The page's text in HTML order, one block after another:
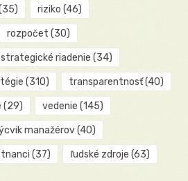
riziko (46)
rozpočet (30)
strategické riadenie (34)
(310) transparentnosť(40)
(29) vedenie (145)
manažérov(40)
(37) ľudské zdroje (63)